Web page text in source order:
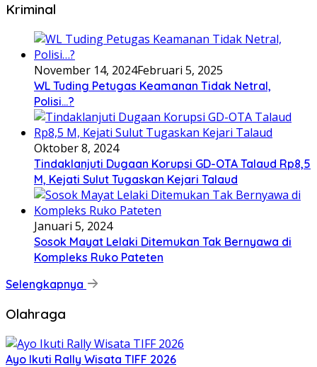
Kriminal
November 14, 2024Februari 5, 2025
WL Tuding Petugas Keamanan Tidak Netral,
Polisi…?
Oktober 8, 2024
Tindaklanjuti Dugaan Korupsi GD-OTA Talaud Rp8,5
M, Kejati Sulut Tugaskan Kejari Talaud
Januari 5, 2024
Sosok Mayat Lelaki Ditemukan Tak Bernyawa di
Kompleks Ruko Pateten
Selengkapnya
Olahraga
Ayo Ikuti Rally Wisata TIFF 2026